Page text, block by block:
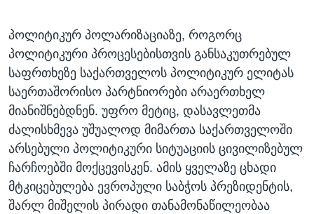
ᲒᲐᲚᲘᲚᲔᲝ
ᲓᲔᲖᲘᲜᲤᲝᲠᲛᲐᲪᲘᲐ
ენები
პოლიტიკურ პოლარიზაციაზე, როგორც
პოლიტიკური პროცესებისთვის განსაკუთრებულ
საფრთხეზე საქართველოს პოლიტიკურ ელიტას
საერთაშორისო პარტნიორები არაერთხელ
მიანიშნებდნენ. უფრო მეტიც, დასავლეთმა
ძალისხმევა უშუალოდ მიმართა საქართველოში
არსებული პოლიტიკური სიტუაციის ცივილიზებულ
ჩარჩოებში მოქცევისკენ. ამის ყველაზე ცხადი
მტკიცებულება ევროპული საბჭოს პრეზიდენტის,
შარლ მიშელის პირადი თანამონაწილეობაა